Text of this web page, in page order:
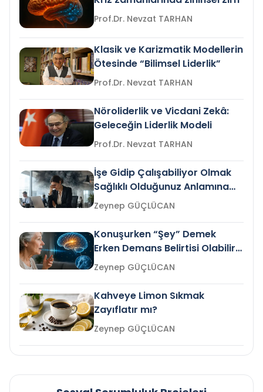
Prof.Dr. Nevzat TARHAN
Klasik ve Karizmatik Modellerin
Ötesinde “Bilimsel Liderlik”
Prof.Dr. Nevzat TARHAN
Nöroliderlik ve Vicdani Zekâ:
Geleceğin Liderlik Modeli
Prof.Dr. Nevzat TARHAN
İşe Gidip Çalışabiliyor Olmak
Sağlıklı Olduğunuz Anlamına
Gelir mi?Zeynep GÜÇLÜCAN
Konuşurken “Şey” Demek
Erken Demans Belirtisi Olabilir
mi?
Zeynep GÜÇLÜCAN
Kahveye Limon Sıkmak
Zayıflatır mı?
Zeynep GÜÇLÜCAN